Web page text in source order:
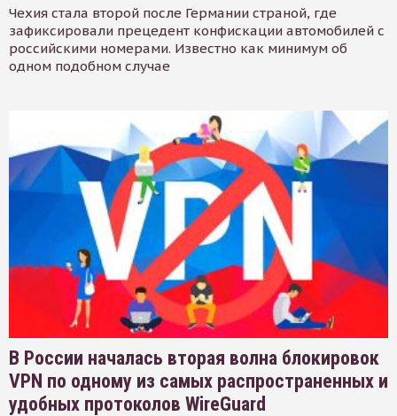
Чехия стала второй после Германии страной, где
зафиксировали прецедент конфискации автомобилей с
российскими номерами. Известно как минимум об
одном подобном случае
В России началась вторая волна блокировок
VPN по одному из самых распространенных и
удобных протоколов WireGuard